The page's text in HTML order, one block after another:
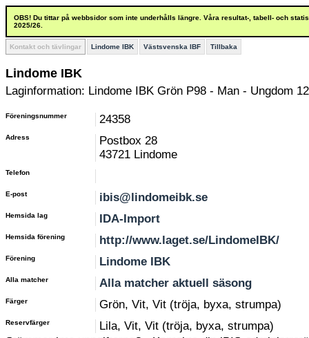
OBS! Du tittar på webbsidor som inte underhålls längre. Våra resultat-, tabell- och
2025/26.
Kontakt och tävlingar Lindome IBK Västsvenska IBF Tillbaka
Lindome IBK
Laginformation: Lindome IBK Grön P98 - Man - Ungdom
Föreningsnummer 24358
Adress
Postbox 28
43721 Lindome
Telefon
E-post ibis@lindomeibk.se
Hemsida lag IDA-Import
Hemsida förening http://www.laget.se/LindomeIBK/
Förening Lindome IBK
Alla matcher Alla matcher aktuell säsong
Färger Grön, Vit, Vit (tröja, byxa, strumpa)
Reservfärger
Lila, Vit, Vit (tröja, byxa, strumpa)